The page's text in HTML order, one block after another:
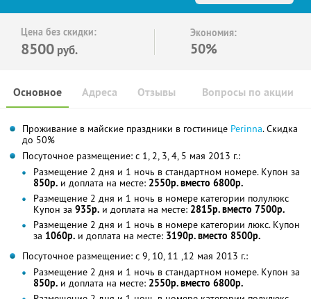
Цена без скидки:
8500 руб.
Экономия:
50%
Основное Отзывы Вопросы по акции
Адреса
Проживание в майские праздники в гостинице Perinna. Скидка
до 50%
Посуточное размещение: с 1, 2, 3, 4, 5 мая 2013 г.:
Размещение 2 дня и 1 ночь в стандартном номере. Купон за
850р. и доплата на месте: 2550р. вместо 6800р.
Размещение 2 дня и 1 ночь в номере категории полулюкс
Купон за 935р. и доплата на месте: 2815р. вместо 7500р.
Размещение 2 дня и 1 ночь в номере категории люкс. Купон
за 1060р. и доплата на месте: 3190р. вместо 8500р.
Посуточное размещение: с 9, 10, 11 ,12 мая 2013 г.:
Размещение 2 дня и 1 ночь в стандартном номере. Купон за
850р. и доплата на месте: 2550р. вместо 6800р.